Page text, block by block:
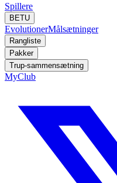
Spillere
BETU
EvolutionerMålsætninger
Rangliste
Pakker
Trup-sammensætning
MyClub